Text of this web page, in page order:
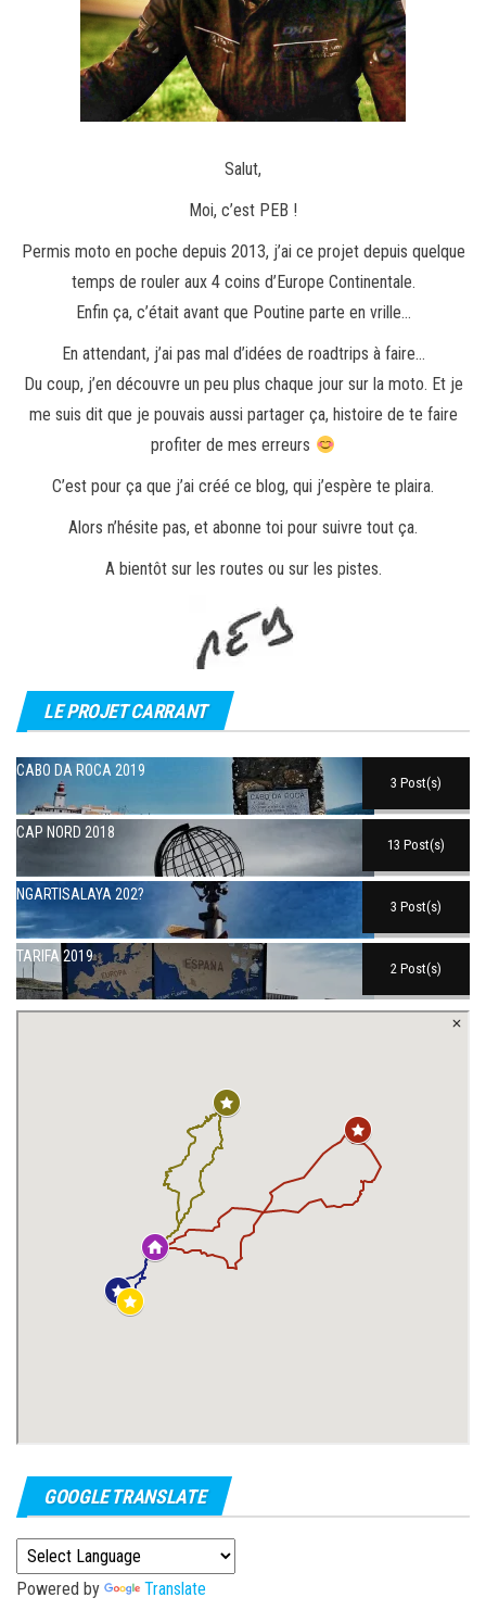
Salut,
Moi, c’est PEB !
Permis moto en poche depuis 2013, j’ai ce projet depuis quelque
temps de rouler aux 4 coins d’Europe Continentale.
Enfin ça, c’était avant que Poutine parte en vrille…
En attendant, j’ai pas mal d’idées de roadtrips à faire…
Du coup, j’en découvre un peu plus chaque jour sur la moto. Et je
me suis dit que je pouvais aussi partager ça, histoire de te faire
profiter de mes erreurs
C’est pour ça que j’ai créé ce blog, qui j’espère te plaira.
Alors n’hésite pas, et abonne toi pour suivre tout ça.
A bientôt sur les routes ou sur les pistes.
LE PROJET CARRANT
CABO DA ROCA 2019
3 Post(s)
CAP NORD 2018
13 Post(s)
NGARTISALAYA 202?
3 Post(s)
TARIFA 2019
2 Post(s)
GOOGLE TRANSLATE
Powered by Translate